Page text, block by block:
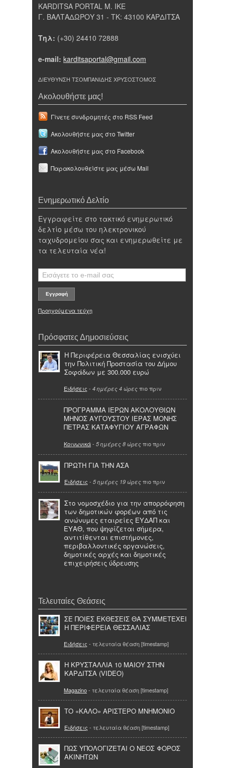
KARDITSA PORTAL Μ. ΙΚΕ
Γ. ΒΑΛΤΑΔΩΡΟΥ 31 - ΤΚ: 43100 ΚΑΡΔΙΤΣΑ
Τηλ: (+30) 24410 72888
e-mail: karditsaportal@gmail.com
ΔΙΕΥΘΥΝΣΗ ΤΣΟΜΠΑΝΙΔΗΣ ΧΡΥΣΟΣΤΟΜΟΣ
Ακολουθήστε μας!
Γίνετε συνδρομητές στο RSS Feed
Ακολουθήστε μας στο Twitter
Ακολουθήστε μας στο Facebook
Παρακολουθείστε μας μέσω Mail
Ενημερωτικό Δελτίο
Εγγραφείτε στο τακτικό ενημερωτικό
δελτίο μέσω του ηλεκτρονικού
ταχυδρομείου σας και ενημερωθείτε με
τα τελευταία νέα!
Προηγούμενα τεύχη
Πρόσφατες Δημοσιεύσεις
Η Περιφέρεια Θεσσαλίας ενισχύει
την Πολιτική Προστασία του Δήμου
Σοφάδων με 300.000 ευρώ
Ειδήσεις - 4 ημέρες 4 ώρες πιο πριν
ΠΡΟΓΡΑΜΜΑ ΙΕΡΩΝ ΑΚΟΛΟΥΘΙΩΝ
ΜΗΝΟΣ ΑΥΓΟΥΣΤΟΥ ΙΕΡΑΣ ΜΟΝΗΣ
ΠΕΤΡΑΣ ΚΑΤΑΦΥΓΙΟΥ ΑΓΡΑΦΩΝ
Κοινωνικά- 5 ημέρες 8 ώρες πιο πριν
ΠΡΩΤΗ ΓΙΑ ΤΗΝ ΑΣΑ
Ειδήσεις - 5 ημέρες 19 ώρες πιο πριν
Στο νομοσχέδιο για την απορρόφηση
των δημοτικών φορέων από τις
ανώνυμες εταιρείες ΕΥΔΑΠ και
ΕΥΑΘ, που ψηφίζεται σήμερα,
αντιτίθενται επιστήμονες,
περιβαλλοντικές οργανώσεις,
δημοτικές αρχές και δημοτικές
επιχειρήσεις ύδρευσης
Τελευταίες Θεάσεις
ΣΕ ΠΟΙΕΣ ΕΚΘΕΣΕΙΣ ΘΑ ΣΥΜΜΕΤΕΧΕΙ
Η ΠΕΡΙΦΕΡΕΙΑ ΘΕΣΣΑΛΙΑΣ
Ειδήσεις - τελευταία θέαση [timestamp]
H ΚΡΥΣΤΑΛΛΙΑ 10 ΜΑΙΟΥ ΣΤΗΝ
ΚΑΡΔΙΤΣΑ (VIDEO)
Magazino- τελευταία θέαση [timestamp]
ΤΟ «ΚΑΛΟ» ΑΡΙΣΤΕΡΟ ΜΝΗΜΟΝΙΟ
Ειδήσεις - τελευταία θέαση [timestamp]
ΠΩΣ ΥΠΟΛΟΓΙΖΕΤΑΙ Ο ΝΕΟΣ ΦΟΡΟΣ
ΑΚΙΝΗΤΩΝ